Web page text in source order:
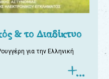
& το Διαδίκτυο
για την Ελληνική